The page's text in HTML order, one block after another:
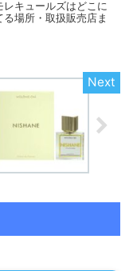
レキュールズはどこに
場所・取扱販売店ま